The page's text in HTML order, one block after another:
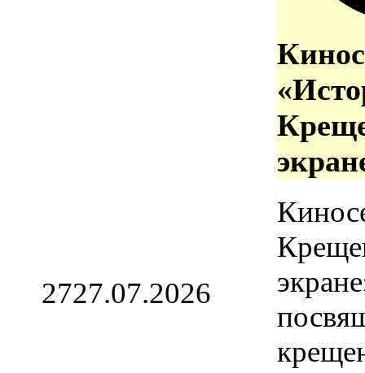
2727.07.2026